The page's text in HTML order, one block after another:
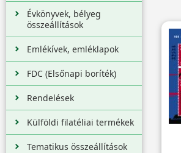
Évkönyvek, bélyeg
összeállítások
Emlékívek, emléklapok
FDC (Elsőnapi boríték)
Rendelések
Külföldi filatéliai termékek
Tematikus összeállítások